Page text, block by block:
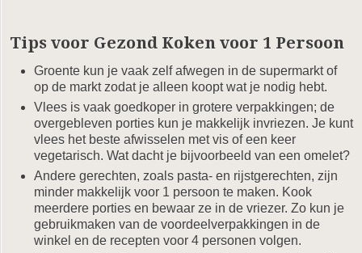
Tips voor Gezond Koken voor 1 Persoon
Groente kun je vaak zelf afwegen in de supermarkt of
op de markt zodat je alleen koopt wat je nodig hebt.
Vlees is vaak goedkoper in grotere verpakkingen; de
overgebleven porties kun je makkelijk invriezen. Je kunt
vlees het beste afwisselen met vis of een keer
vegetarisch. Wat dacht je bijvoorbeeld van een omelet?
Andere gerechten, zoals pasta- en rijstgerechten, zijn
minder makkelijk voor 1 persoon te maken. Kook
meerdere porties en bewaar ze in de vriezer. Zo kun je
gebruikmaken van de voordeelverpakkingen in de
winkel en de recepten voor 4 personen volgen.